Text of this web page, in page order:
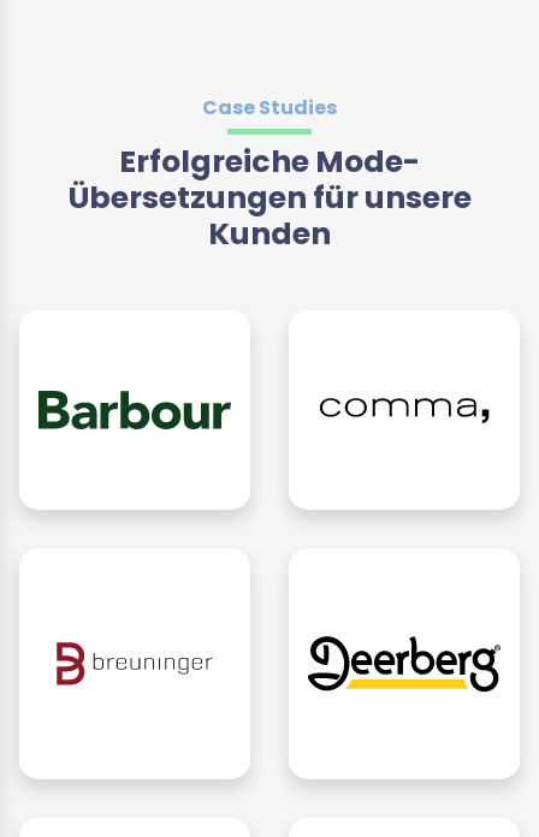
Case Studies
Erfolgreiche Mode-
Übersetzungen für unsere
Kunden